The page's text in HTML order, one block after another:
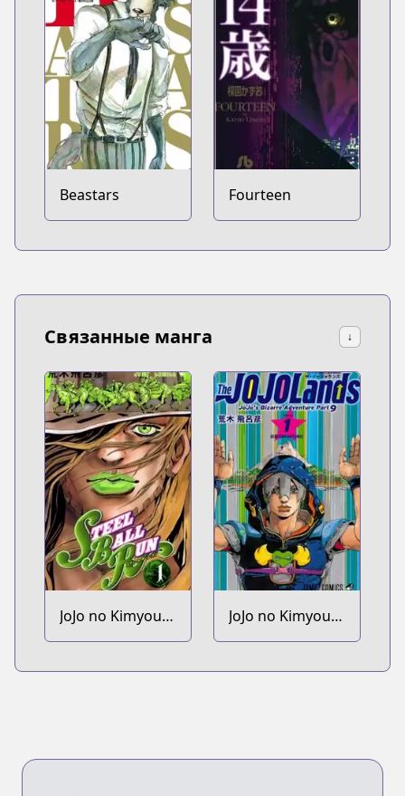
Beastars Fourteen
Связанные манга ↓
JoJo no Kimyou
na Bouken Part
JoJo no Kimyou
na Bouken Part